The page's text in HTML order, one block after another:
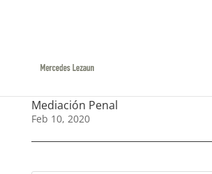
Mediación Penal
Feb 10, 2020